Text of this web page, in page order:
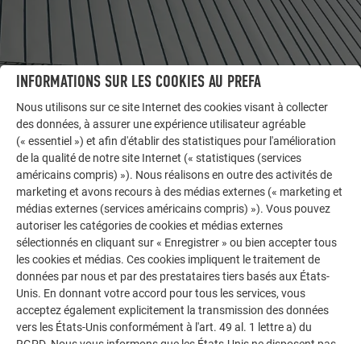
LAISSEZ-VOUS INSPIRER
AUTRES BÂTIMENTS
La galerie de références PREFA démontre la
polyvalence de l’aluminium. Découvrez d’autres projets
impressionnants avec les solutions en aluminium
durables de PREFA pour toitures, systèmes solaires et
façades.
VOIR DAVANTAGE DE RÉFÉRENCES
INFORMATIONS SUR LES COOKIES AU PREFA
Nous utilisons sur ce site Internet des cookies visant à collecter
des données, à assurer une expérience utilisateur agréable
(« essentiel ») et afin d'établir des statistiques pour l'amélioration
de la qualité de notre site Internet (« statistiques (services
américains compris) »). Nous réalisons en outre des activités de
marketing et avons recours à des médias externes (« marketing et
médias externes (services américains compris) »). Vous pouvez
autoriser les catégories de cookies et médias externes
sélectionnés en cliquant sur « Enregistrer » ou bien accepter tous
les cookies et médias. Ces cookies impliquent le traitement de
données par nous et par des prestataires tiers basés aux États-
Unis. En donnant votre accord pour tous les services, vous
acceptez également explicitement la transmission des données
vers les États-Unis conformément à l'art. 49 al. 1 lettre a) du